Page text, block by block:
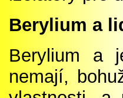
Berylium a
Berylium a
nemají,